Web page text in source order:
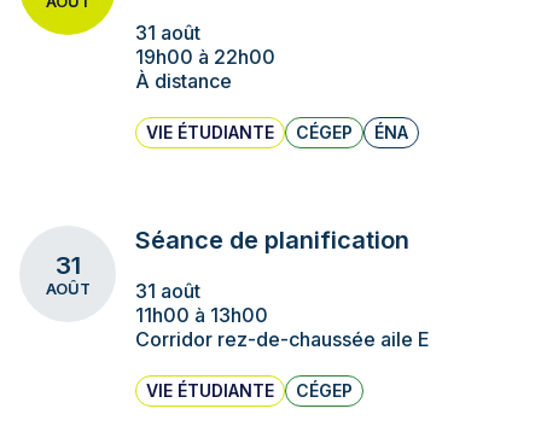
31 août
19h00 à 22h00
À distance
VIE ÉTUDIANTE CÉGEP ÉNA
31
AOÛT
Séance de planification
31 août
11h00 à 13h00
Corridor rez-de-chaussée aile E
VIE ÉTUDIANTE CÉGEP